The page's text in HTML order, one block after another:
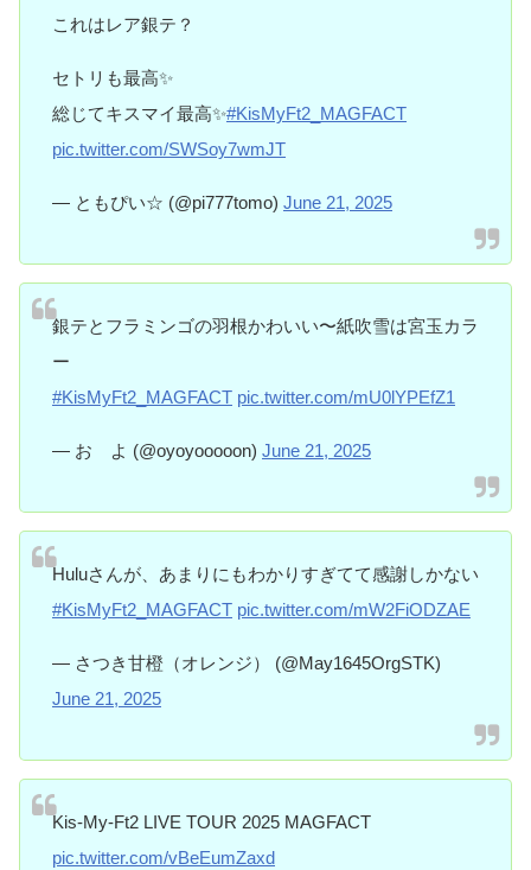
これはレア銀テ？
セトリも最高✨
総じてキスマイ最高✨#KisMyFt2_MAGFACT
pic.twitter.com/SWSoy7wmJT
— ともぴい☆ (@pi777tomo) June 21, 2025
銀テとフラミンゴの羽根かわいい〜紙吹雪は宮玉カラ
ー
#KisMyFt2_MAGFACT pic.twitter.com/mU0lYPEfZ1
— お よ (@oyoyooooon) June 21, 2025
Huluさんが、あまりにもわかりすぎてて感謝しかない
#KisMyFt2_MAGFACT pic.twitter.com/mW2FiODZAE
— さつき甘橙（オレンジ） (@May1645OrgSTK)
June 21, 2025
Kis-My-Ft2 LIVE TOUR 2025 MAGFACT
pic.twitter.com/vBeEumZaxd